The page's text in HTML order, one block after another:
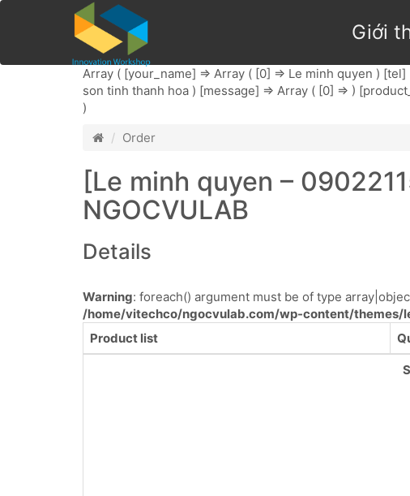
Giới
Array ( [your_name] => Array ( [0] => Le minh quyen )
son tinh thanh hoa ) [message] => Array ( [0] => )
)
Order
[Le minh quyen –
NGOCVULAB
Details
Warning: foreach() argument must be of type
/home/vitechco/ngocvulab.com/wp-content/themes/
Product list